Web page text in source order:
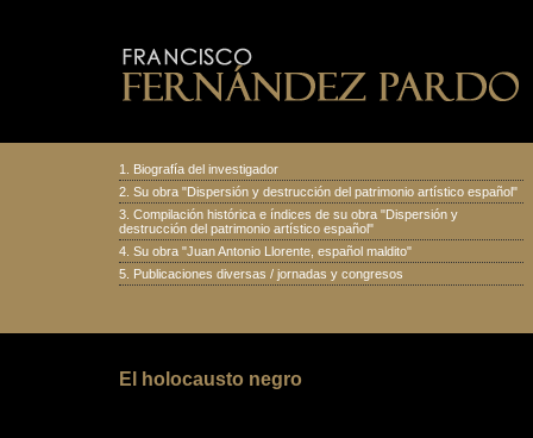
1. Biografía del investigador
2. Su obra "Dispersión y destrucción del patrimonio artístico español"
3. Compilación histórica e índices de su obra "Dispersión y
destrucción del patrimonio artístico español"
4. Su obra "Juan Antonio Llorente, español maldito"
5. Publicaciones diversas / jornadas y congresos
El holocausto negro